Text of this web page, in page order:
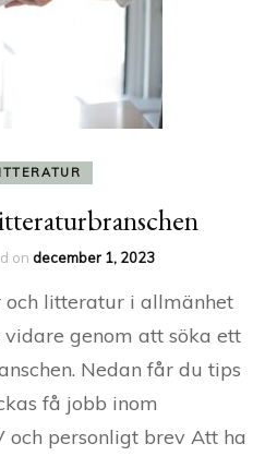
on december 1, 2023
och litteratur i allmänhet
genom att söka ett
Nedan får du tips
få jobb inom
och personligt brev Att ha